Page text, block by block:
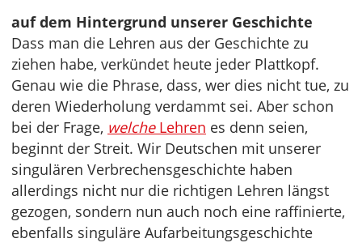
auf dem Hintergrund unserer Geschichte
Dass man die Lehren aus der Geschichte zu
ziehen habe, verkündet heute jeder Plattkopf.
Genau wie die Phrase, dass, wer dies nicht tue, zu
deren Wiederholung verdammt sei. Aber schon
bei der Frage, welcheLehren es denn seien,
beginnt der Streit. Wir Deutschen mit unserer
singulären Verbrechensgeschichte haben
allerdings nicht nur die richtigen Lehren längst
gezogen, sondern nun auch noch eine raffinierte,
ebenfalls singuläre Aufarbeitungsgeschichte